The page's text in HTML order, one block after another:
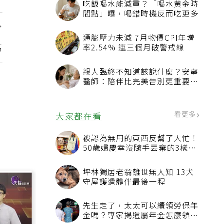
吃飯喝水能減重？「喝水黃金時
間點」曝，喝錯時機反而吃更多
通膨壓力未減 7月物價CPI年增
率2.54% 連三個月破警戒線
親人臨終不知道該說什麼？安寧
醫師：陪伴比完美告別更重要，
大家都在看 看更多
被認為無用的東西反幫了大忙！
50歲婦慶幸沒隨手丟棄的3樣物
坪林獨居老翁離世無人知 13犬
守屋護遺體伴最後一程
先生走了，太太可以續領勞保年